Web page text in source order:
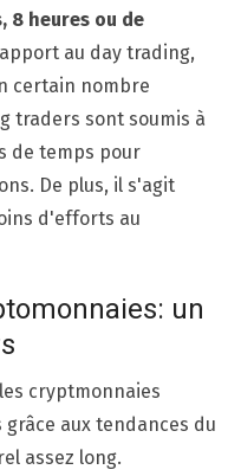
8 heures ou de
au day trading,
certain nombre
traders sont soumis à
de temps pour
De plus, il s'agit
d'efforts au
un
cryptmonnaies
aux tendances du
assez long.